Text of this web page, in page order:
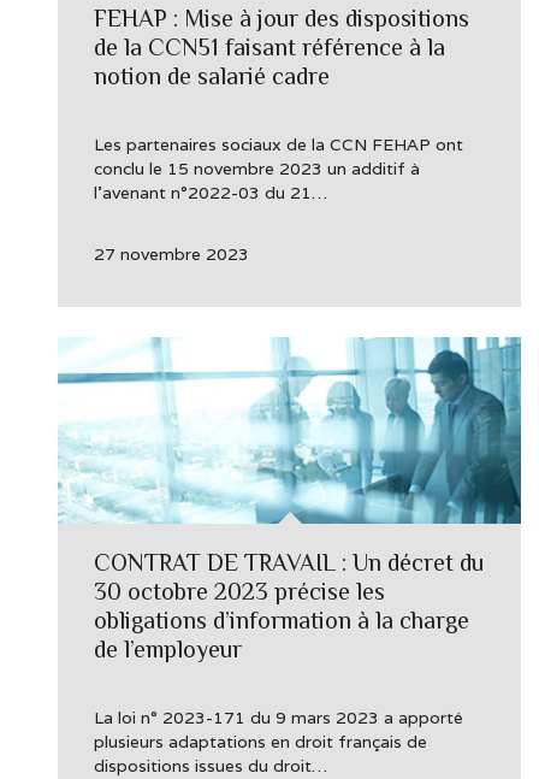
FEHAP : Mise à jour des dispositions
de la CCN51 faisant référence à la
notion de salarié cadre
Les partenaires sociaux de la CCN FEHAP ont
conclu le 15 novembre 2023 un additif à
l’avenant n°2022-03 du 21…
27 novembre 2023
CONTRAT DE TRAVAIL : Un décret du
30 octobre 2023 précise les
obligations d’information à la charge
de l’employeur
La loi n° 2023-171 du 9 mars 2023 a apporté
plusieurs adaptations en droit français de
dispositions issues du droit…